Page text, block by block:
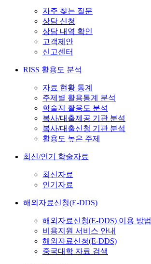
자주 찾는 질문
상담 신청
상담 내역 확인
고객제안
신고센터
RISS 활용도 분석
자료 현황 통계
주제별 활용통계 분석
학술지 활용도 분석
복사/대출제공 기관 분석
복사/대출신청 기관 분석
활용도 높은 주제
최신/인기 학술자료
최신자료
인기자료
해외자료신청(E-DDS)
해외자료신청(E-DDS) 이용 방법
비용지원 서비스 안내
해외자료신청(E-DDS)
중국대학 자료 검색